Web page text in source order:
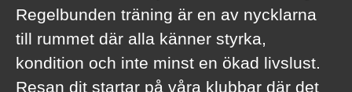
Regelbunden träning är en av nycklarna
till rummet där alla känner styrka,
kondition och inte minst en ökad livslust.
Resan dit startar på våra klubbar där det